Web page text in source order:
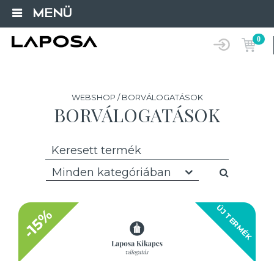
MENÜ
0
WEBSHOP / BORVÁLOGATÁSOK
BORVÁLOGATÁSOK
Minden kategóriában
ÚJ TERMÉK
-15%